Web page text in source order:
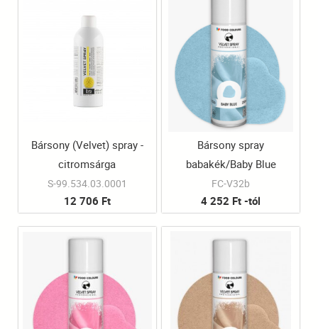
Bársony (Velvet) spray -
citromsárga
S-99.534.03.0001
12 706 Ft
Bársony spray
babakék/Baby Blue
(E171 mentes)
FC-V32b
4 252 Ft -tól